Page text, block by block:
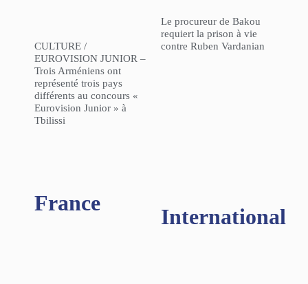
CULTURE /
EUROVISION JUNIOR –
Trois Arméniens ont
représenté trois pays
différents au concours «
Eurovision Junior » à
Tbilissi
Le procureur de Bakou
requiert la prison à vie
contre Ruben Vardanian
France
International